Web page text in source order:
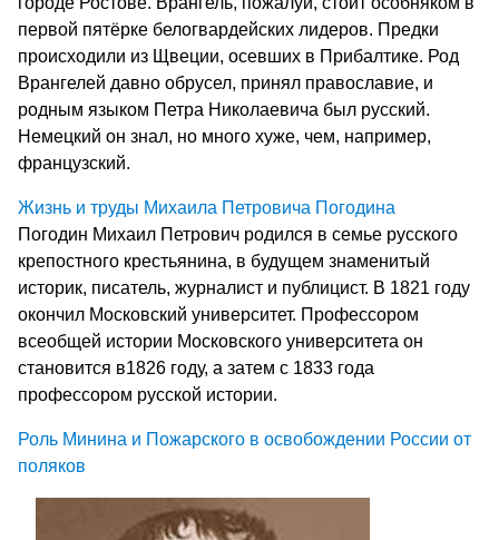
первой пятёрке белогвардейских лидеров. Предки
происходили из Щвеции, осевших в Прибалтике. Род
Врангелей давно обрусел, принял православие, и
родным языком Петра Николаевича был русский.
Немецкий он знал, но много хуже, чем, например,
французский.
Жизнь и труды Михаила Петровича Погодина
Погодин Михаил Петрович родился в семье русского
крепостного крестьянина, в будущем знаменитый
историк, писатель, журналист и публицист. В 1821 году
окончил Московский университет. Профессором
всеобщей истории Московского университета он
становится в1826 году, а затем с 1833 года
профессором русской истории.
Роль Минина и Пожарского в освобождении России от
поляков